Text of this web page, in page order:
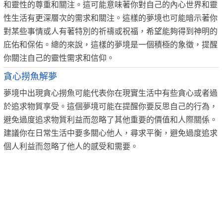
和靈性的尊重和關注。這可能意味著你對自己的內心世界和靈
性生活有更深層次的需求和關注。這樣的夢境也可能暗示著你
對某些事情或人有著特別的祈禱或祝福，希望能夠得到神明的
庇佑和保佑。總的來說，這樣的夢境是一個積極的象徵，提醒
你關注自己的靈性需求和信仰。
貪心撈魚解夢
夢境中出現貪心撈魚可能代表你在現實生活中有些貪心或者過
於追求物質享受。這個夢境可能在提醒你要反思自己的行為，
避免過度追求物質利益而忽略了其他重要的價值和人際關係。
建議你在日常生活中要多關心他人，尋求平衡，避免過度追求
個人利益而忽略了他人的感受和需要。